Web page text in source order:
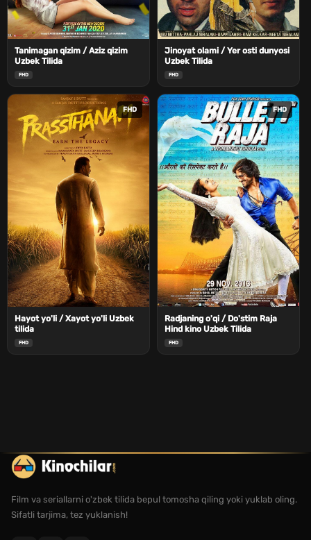
Tanimagan qizim / Aziz qizim
Uzbek Tilida
FHD
Jinoyat olami / Yer osti dunyosi
Uzbek Tilida
FHD
FHD
Hayot yo'li / Xayot yo'li Uzbek
tilida
FHD
FHD
Radjaning o'qi / Do'stim Raja
Hind kino Uzbek Tilida
FHD
Film va seriallarni o'zbek tilida bepul tomosha qiling yoki yuklab oling.
Sifatli tarjima, tez yuklanish!